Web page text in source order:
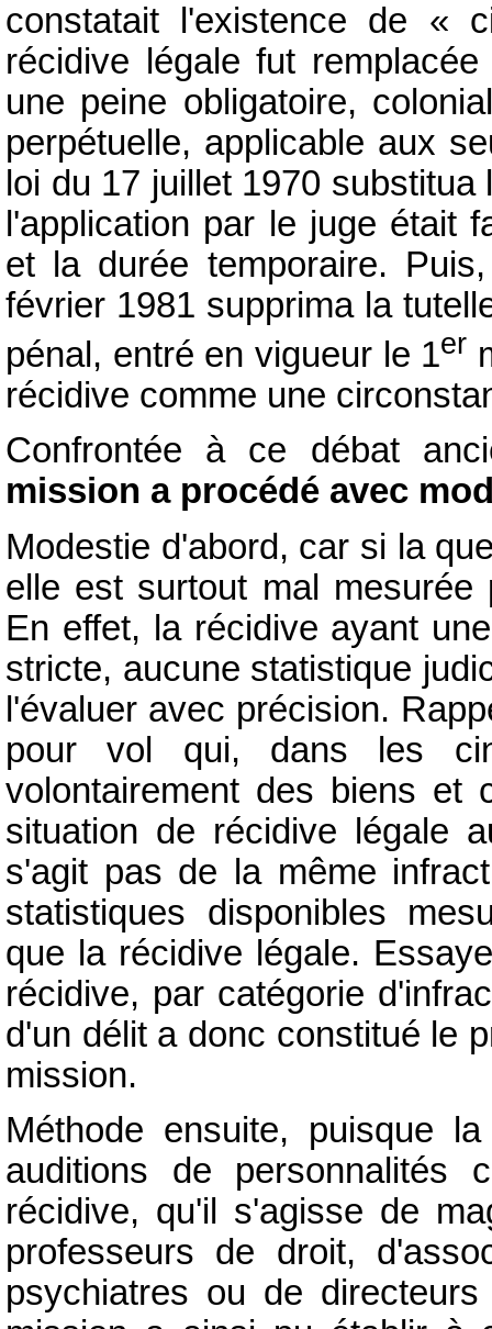
constatait l'existence de «
récidive légale fut
une peine obligatoire,
perpétuelle, applicable aux
loi du 17 juillet 1970
l'application par le juge était
et la durée temporaire.
février 1981 supprima la
pénal, entré en vigueur le 1er
récidive comme une
Confrontée à ce débat
mission a procédé avec
Modestie d'abord, car si la
elle est surtout mal
En effet, la récidive ayant
stricte, aucune statistique
l'évaluer avec précision.
pour vol qui, dans les
volontairement des biens et
situation de récidive légale
s'agit pas de la même
statistiques disponibles
que la récidive légale.
récidive, par catégorie
d'un délit a donc constitué le
mission.
Méthode ensuite, puisque
auditions de personnalités
récidive, qu'il s'agisse de
professeurs de droit,
psychiatres ou de